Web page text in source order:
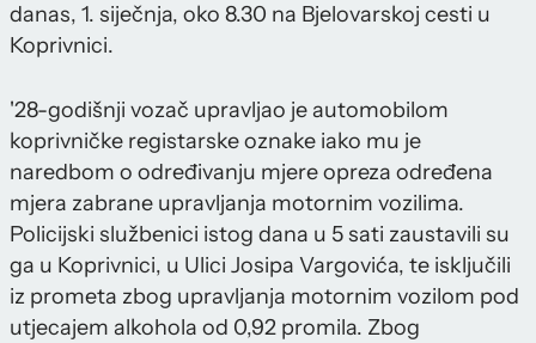
danas, 1. siječnja, oko 8.30 na Bjelovarskoj cesti u
Koprivnici.
'28-godišnji vozač upravljao je automobilom
koprivničke registarske oznake iako mu je
naredbom o određivanju mjere opreza određena
mjera zabrane upravljanja motornim vozilima.
Policijski službenici istog dana u 5 sati zaustavili su
ga u Koprivnici, u Ulici Josipa Vargovića, te isključili
iz prometa zbog upravljanja motornim vozilom pod
utjecajem alkohola od 0,92 promila. Zbog